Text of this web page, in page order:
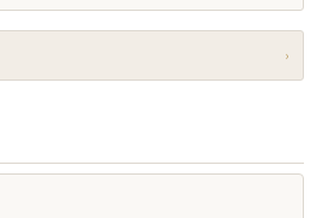
›